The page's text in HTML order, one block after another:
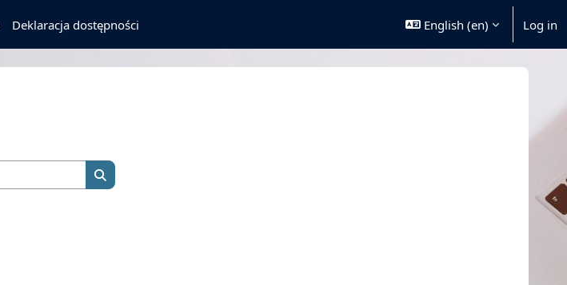
Deklaracja dostępności English ‎(en)‎ Log in
Search courses
Search courses